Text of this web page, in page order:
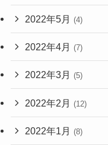
2022年5月 (4)
2022年4月 (7)
2022年3月 (5)
2022年2月 (12)
2022年1月 (8)